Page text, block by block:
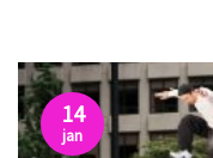
14
jan